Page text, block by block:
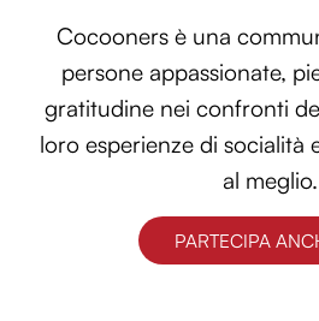
Cocooners è una
persone appassionate,
gratitudine nei confronti
loro esperienze di socialità
al meglio.
PARTECIPA